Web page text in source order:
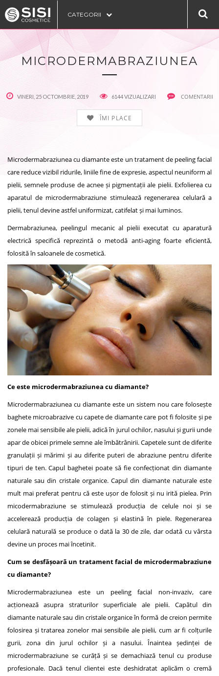
CATEGORII
MICRODERMABRAZIUNEA
VINERI, 25 OCTOMBRIE, 2019 6144 VIZUALIZARI COMENTARII
ÎMI PLACE
Microdermabraziunea cu diamante este un tratament de peeling facial
care reduce vizibil ridurile, liniile fine de expresie, aspectul neuniform al
pielii, semnele produse de acnee și pigmentații ale pielii. Exfolierea cu
aparatul de microdermabraziune stimulează regenerarea celulară a
pielii, tenul devine astfel uniformizat, catifelat și mai luminos.
Dermabraziunea, peelingul mecanic al pielii executat cu aparatură
electrică specifică reprezintă o metodă anti-aging foarte eficientă,
folosită în saloanele de cosmetică.
Ce este microdermabraziunea cu diamante?
Microdermabraziunea cu diamante este un sistem nou care folosește
baghete microabrazive cu capete de diamante care pot fi folosite și pe
zonele mai sensibile ale pielii, adică în jurul ochilor, nasului și gurii unde
apar de obicei primele semne ale îmbătrânirii. Capetele sunt de diferite
granulații și mărimi și au diferite puteri de abraziune pentru diferite
tipuri de ten. Capul baghetei poate să fie confecționat din diamante
naturale sau din cristale organice. Capul din diamante naturale este
mult mai preferat pentru că este ușor de folosit și nu irită pielea. Prin
micodermabraziune se stimulează producția de celule noi și se
accelerează producția de colagen și elastină în piele. Regenerarea
celulară naturală se produce o dată la 30 de zile, dar odată cu vârsta
devine un proces mai încetinit.
Cum se desfășoară un tratament facial de microdermabraziune
cu diamante?
Microdermabraziunea este un peeling facial non-invaziv, care
acționează asupra straturilor superficiale ale pielii. Capătul din
diamante naturale sau din cristale organice în formă de creion permite
folosirea și tratarea zonelor mai sensibile ale pielii, cum ar fi colțurile
gurii, zona din jurul ochilor și a nasului. Înaintea ședinței de
microdermabraziune se curăță și se demachiază tenul cu produse
profesionale. Dacă tenul clientei este deshidratat aplicăm o cremă